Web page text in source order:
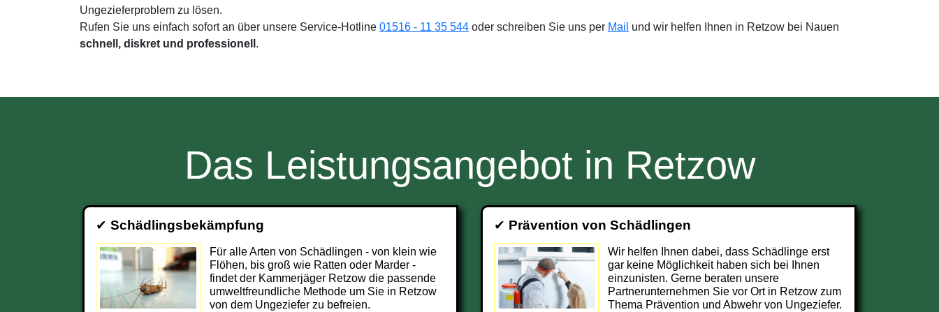
Ungezieferproblem zu lösen.
Rufen Sie uns einfach sofort an über unsere Service-Hotline 01516 - 11 35 544 oder schreiben Sie uns per Mail und wir helfen Ihnen in Retzow bei Nauen
schnell, diskret und professionell .
Das Leistungsangebot in Retzow
✔ Schädlingsbekämpfung
Für alle Arten von Schädlingen - von klein wie
Flöhen, bis groß wie Ratten oder Marder -
findet der Kammerjäger Retzow die passende
umweltfreundliche Methode um Sie in Retzow
von dem Ungeziefer zu befreien.
✔ Prävention von Schädlingen
Wir helfen Ihnen dabei, dass Schädlinge erst
gar keine Möglichkeit haben sich bei Ihnen
einzunisten. Gerne beraten unsere
Partnerunternehmen Sie vor Ort in Retzow zum
Thema Prävention und Abwehr von Ungeziefer.